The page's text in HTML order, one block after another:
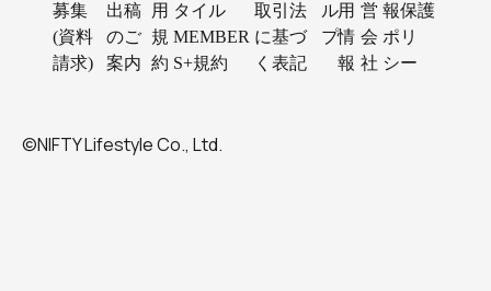
募集
(資料
請求)
出稿
のご
案内
用
規
約
タイル
MEMBER
S+規約
取引法
に基づ
く表記
ル
プ
用
情
報
営
会
社
報保護
ポリ
シー
©NIFTY Lifestyle Co., Ltd.